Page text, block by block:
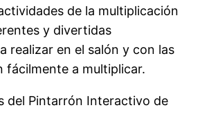
de la multiplicación
y divertidas
realizar en el salón y con las
fácilmente a multiplicar.
del Pintarrón Interactivo de